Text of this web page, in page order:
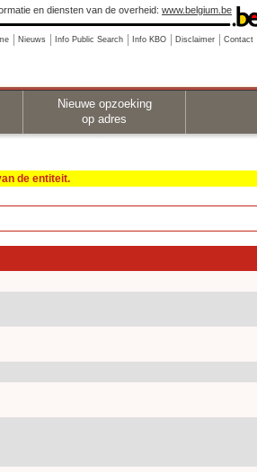
en diensten van de overheid: www.belgium.be
Nieuws Info Public Search Info KBO Disclaimer Contact
Nieuwe opzoeking
op adres
de entiteit.